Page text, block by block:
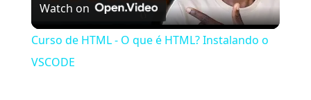
Video
Watch on
Curso de HTML - O que é HTML? Instalando o
VSCODE